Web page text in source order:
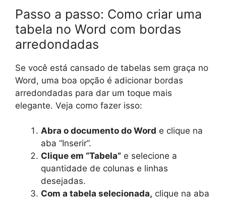
Passo a passo: Como criar uma
tabela no Word com bordas
arredondadas
Se você está cansado de tabelas sem graça no
Word, uma boa opção é adicionar bordas
arredondadas para dar um toque mais
elegante. Veja como fazer isso:
Abra o documento do Word e clique na
aba “Inserir”.
Clique em “Tabela” e selecione a
quantidade de colunas e linhas
desejadas.
Com a tabela selecionada, clique na aba